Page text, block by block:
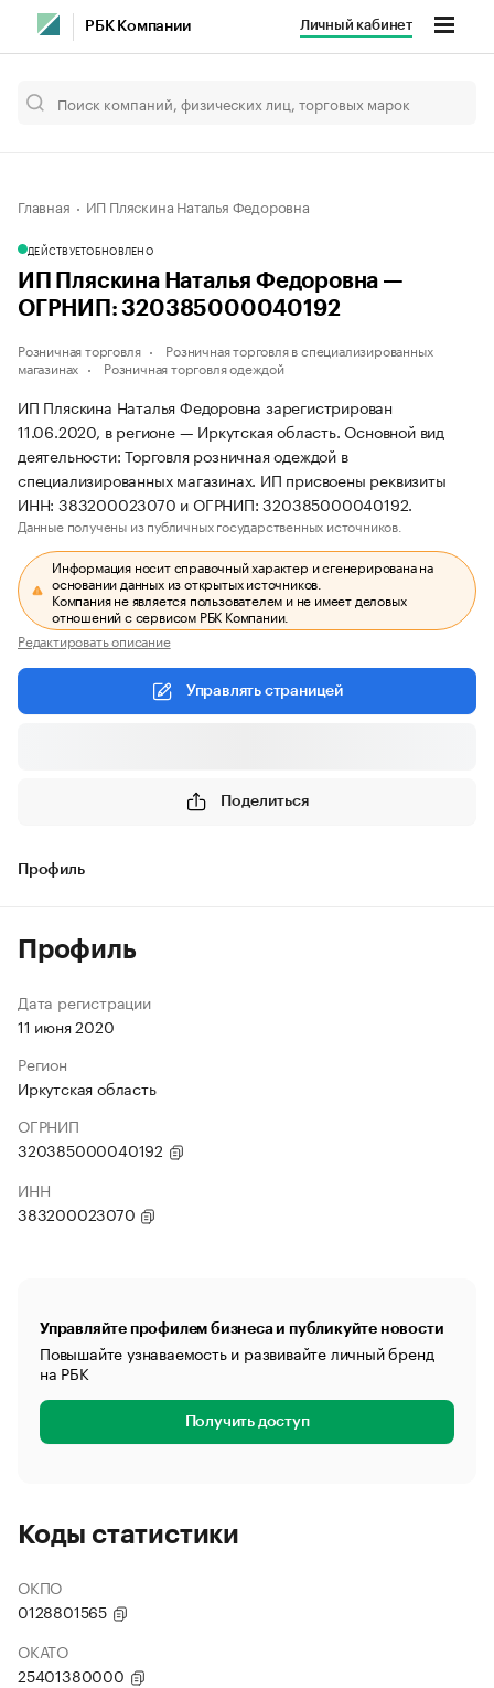
РБК Компании Личный кабинет
Главная ИП Пляскина Наталья Федоровна
ДЕЙСТВУЕТОБНОВЛЕНО
ИП Пляскина Наталья Федоровна —
ОГРНИП: 320385000040192
Розничная торговля
Розничная торговля в специализированных
магазинах
Розничная торговля одеждой
ИП Пляскина Наталья Федоровна зарегистрирован
11.06.2020, в регионе — Иркутская область. Основной вид
деятельности: Торговля розничная одеждой в
специализированных магазинах. ИП присвоены реквизиты
ИНН: 383200023070 и ОГРНИП: 320385000040192.
Данные получены из публичных государственных источников.
Информация носит справочный характер и сгенерирована на
основании данных из открытых источников.
Компания не является пользователем и не имеет деловых
отношений с сервисом РБК Компании.
Редактировать описание
Управлять страницей
Поделиться
Профиль
Профиль
Дата регистрации
11 июня 2020
Регион
Иркутская область
ОГРНИП
320385000040192
ИНН
383200023070
Управляйте профилем бизнеса и публикуйте новости
Повышайте узнаваемость и развивайте личный бренд
на РБК
Получить доступ
Коды статистики
ОКПО
0128801565
ОКАТО
25401380000